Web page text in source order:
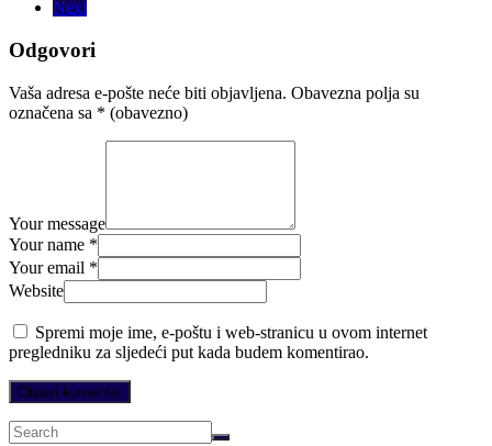
Next
Odgovori
Vaša adresa e-pošte neće biti objavljena. Obavezna polja su
označena sa * (obavezno)
Your message
Your name *
Your email *
Website
Spremi moje ime, e-poštu i web-stranicu u ovom internet
pregledniku za sljedeći put kada budem komentirao.